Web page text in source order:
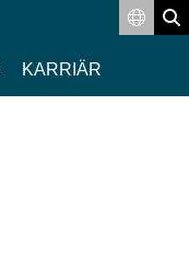
KARRIÄR